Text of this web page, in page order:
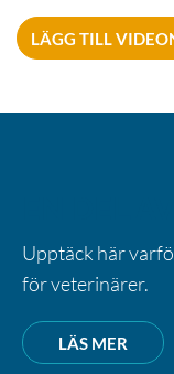
LÄGG TILL
Upptäck här
för veterinärer.
LÄS MER